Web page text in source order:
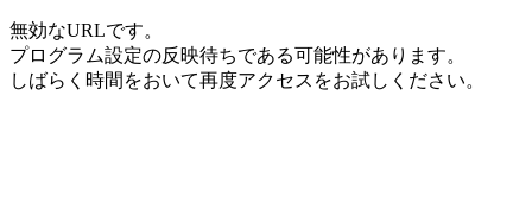
無効なURLです。
プログラム設定の反映待ちである可能性があります。
しばらく時間をおいて再度アクセスをお試しください。